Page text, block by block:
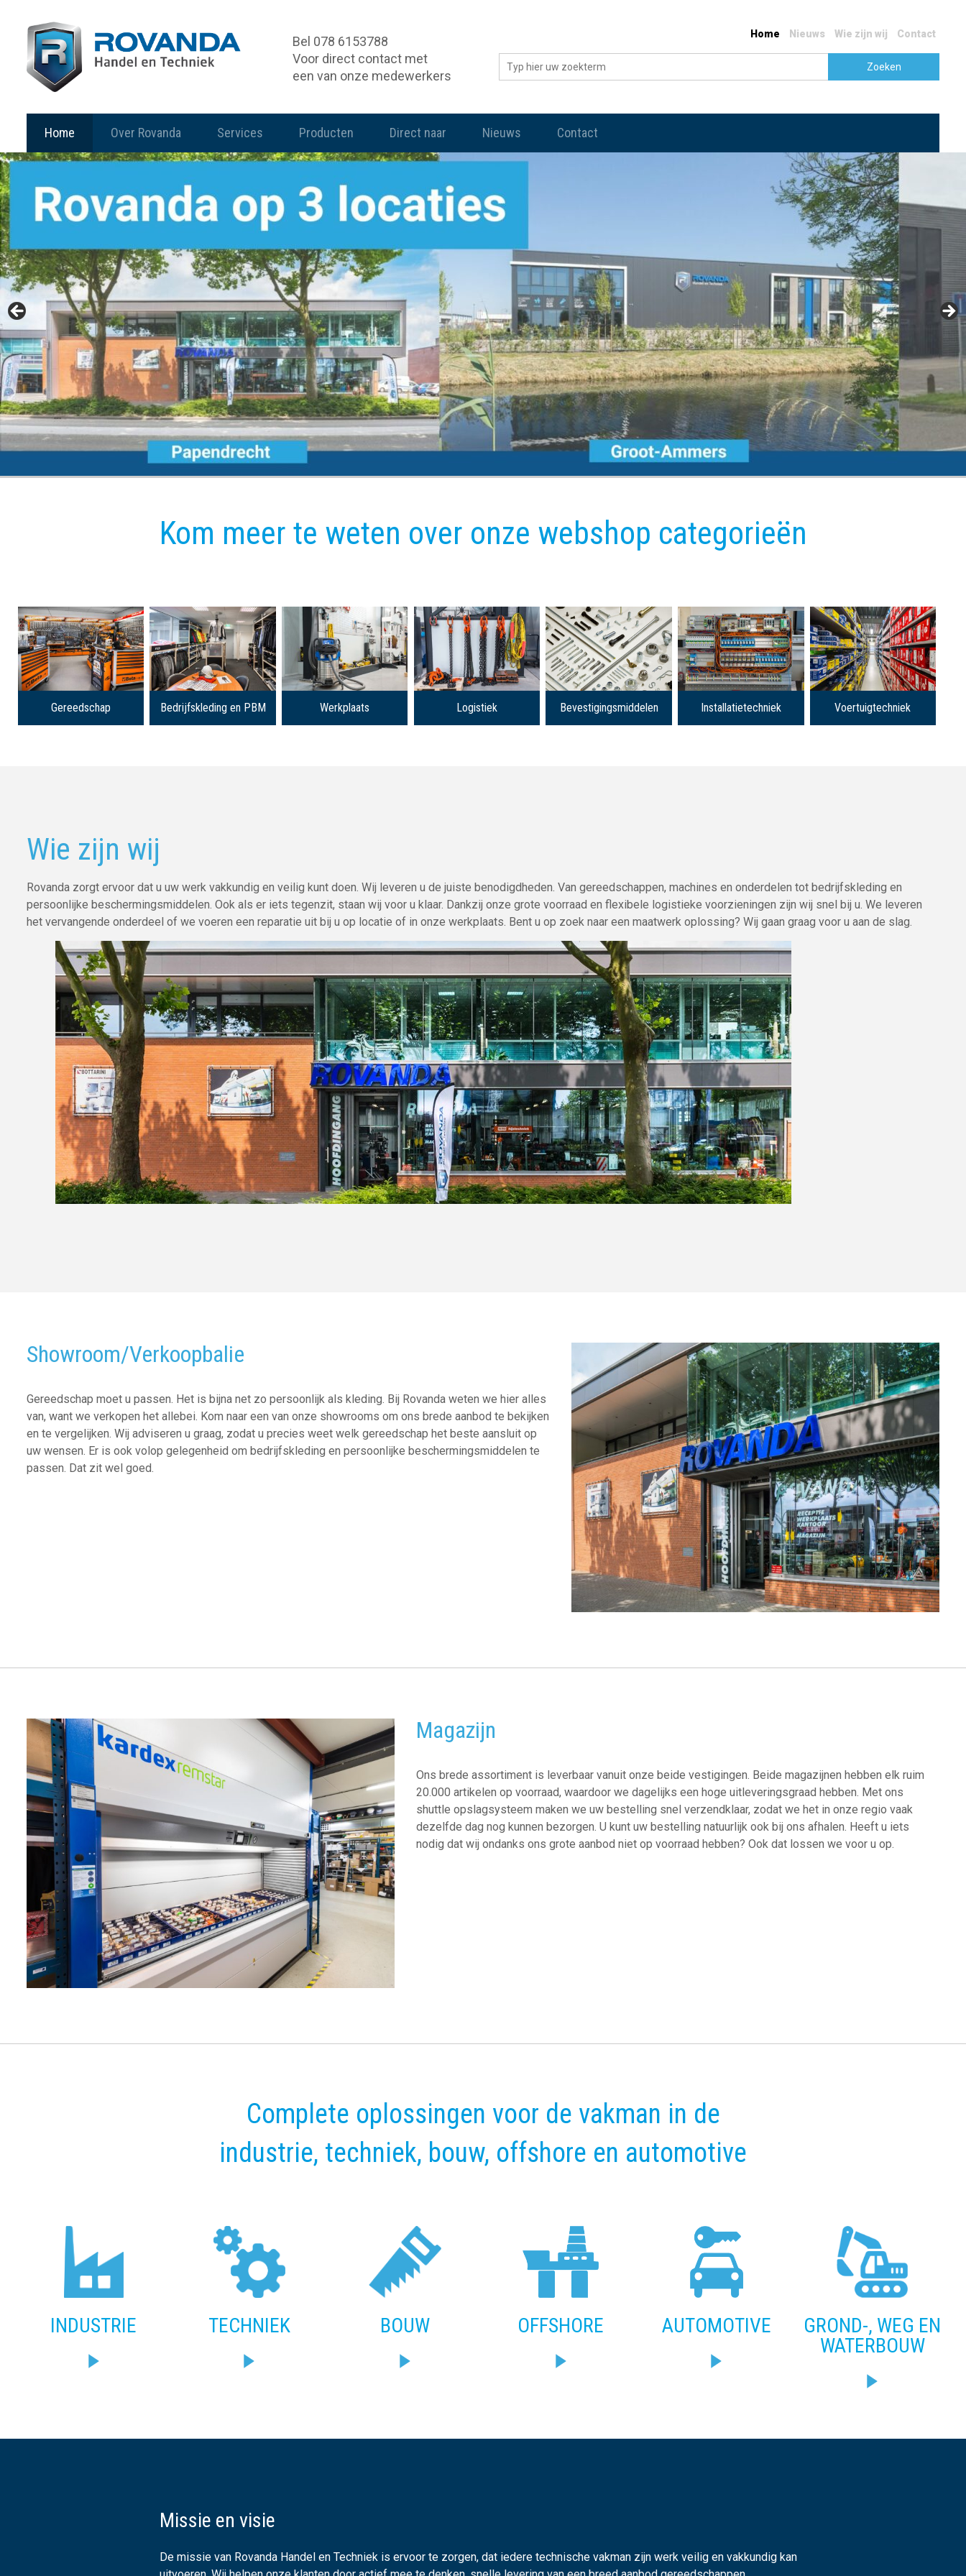
Bel 078 6153788
Voor direct contact met
een van onze medewerkers
Home Nieuws Wie zijn wij Contact
Home Over Rovanda Services Producten Direct naar Nieuws Contact
De basis voor
complete
oplossingen
Kom meer te weten over onze webshop categorieën
Gereedschap Bedrijfskleding en PBM Werkplaats Logistiek Bevestigingsmiddelen Installatietechniek Voertuigtechniek
Wie zijn wij
Rovanda zorgt ervoor dat u uw werk vakkundig en veilig kunt doen. Wij leveren u de juiste benodigdheden. Van gereedschappen, machines en onderdelen tot bedrijfskleding en
persoonlijke beschermingsmiddelen. Ook als er iets tegenzit, staan wij voor u klaar. Dankzij onze grote voorraad en flexibele logistieke voorzieningen zijn wij snel bij u. We leveren
het vervangende onderdeel of we voeren een reparatie uit bij u op locatie of in onze werkplaats. Bent u op zoek naar een maatwerk oplossing? Wij gaan graag voor u aan de slag.
Showroom/Verkoopbalie
Gereedschap moet u passen. Het is bijna net zo persoonlijk als kleding. Bij Rovanda weten we hier alles
van, want we verkopen het allebei. Kom naar een van onze showrooms om ons brede aanbod te bekijken
en te vergelijken. Wij adviseren u graag, zodat u precies weet welk gereedschap het beste aansluit op
uw wensen. Er is ook volop gelegenheid om bedrijfskleding en persoonlijke beschermingsmiddelen te
passen. Dat zit wel goed.
Magazijn
Ons brede assortiment is leverbaar vanuit onze beide vestigingen. Beide magazijnen hebben elk ruim
20.000 artikelen op voorraad, waardoor we dagelijks een hoge uitleveringsgraad hebben. Met ons
shuttle opslagsysteem maken we uw bestelling snel verzendklaar, zodat we het in onze regio vaak
dezelfde dag nog kunnen bezorgen. U kunt uw bestelling natuurlijk ook bij ons afhalen. Heeft u iets
nodig dat wij ondanks ons grote aanbod niet op voorraad hebben? Ook dat lossen we voor u op.
Complete oplossingen voor de vakman in de
industrie, techniek, bouw, offshore en automotive
INDUSTRIE TECHNIEK BOUW OFFSHORE AUTOMOTIVE
GROND-, WEG EN
WATERBOUW
Missie en visie
De missie van Rovanda Handel en Techniek is ervoor te zorgen, dat iedere technische vakman zijn werk veilig en vakkundig kan